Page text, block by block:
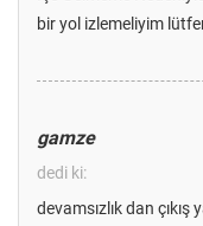
bir yol izlemeliyim
gamze
dedi ki:
devamsızlık dan